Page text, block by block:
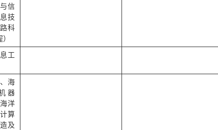
信
技
科
工
海
器
洋
算
及